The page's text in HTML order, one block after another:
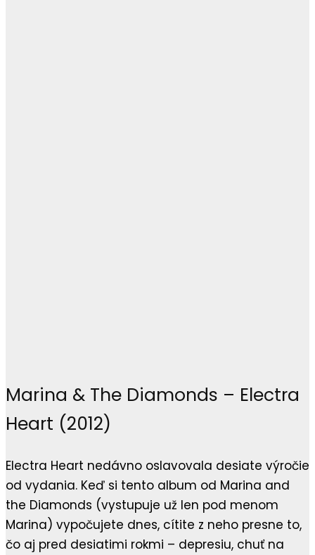
Marina & The Diamonds – Electra
Heart (2012)
Electra Heart nedávno oslavovala desiate výročie
od vydania. Keď si tento album od Marina and
the Diamonds (vystupuje už len pod menom
Marina) vypočujete dnes, cítite z neho presne to,
čo aj pred desiatimi rokmi – depresiu, chuť na